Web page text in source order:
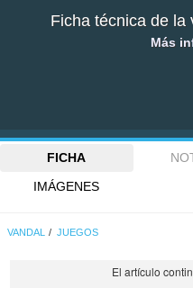
Ficha técnica de la
Más
FICHA
IMÁGENES
VANDAL JUEGOS